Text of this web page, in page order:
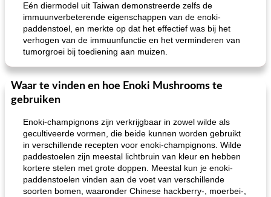
Eén diermodel uit Taiwan demonstreerde zelfs de
immuunverbeterende eigenschappen van de enoki-
paddenstoel, en merkte op dat het effectief was bij het
verhogen van de immuunfunctie en het verminderen van
tumorgroei bij toediening aan muizen.
Waar te vinden en hoe Enoki Mushrooms te
gebruiken
Enoki-champignons zijn verkrijgbaar in zowel wilde als
gecultiveerde vormen, die beide kunnen worden gebruikt
in verschillende recepten voor enoki-champignons. Wilde
paddestoelen zijn meestal lichtbruin van kleur en hebben
kortere stelen met grote doppen. Meestal kun je enoki-
paddenstoelen vinden aan de voet van verschillende
soorten bomen, waaronder Chinese hackberry-, moerbei-,